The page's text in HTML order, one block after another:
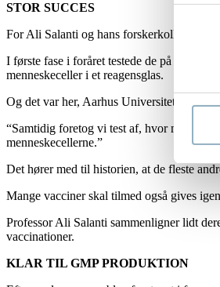
STOR SUCCES
For Ali Salanti og hans forskerkolleger
I første fase i foråret testede de på mus.
menneskeceller i et reagensglas.
Og det var her, Aarhus Universitet troede,
“Samtidig foretog vi test af, hvor meget vi
menneskecellerne.”
Det hører med til historien, at de fleste
Mange vacciner skal tilmed også gives
Professor Ali Salanti sammenligner lidt
vaccinationer.
KLAR TIL GMPPRODUKTION